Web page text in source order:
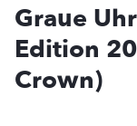
Graue
Edition
Crown)